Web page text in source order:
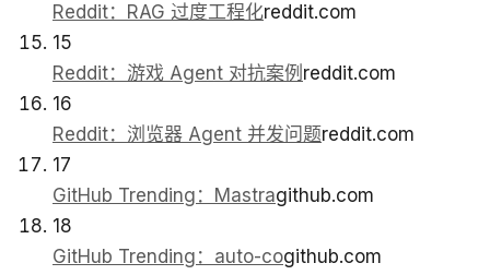
Reddit：RAG 过度工程化reddit.com
15
Reddit：游戏 Agent 对抗案例 reddit.com
16
Reddit：浏览器 Agent 并发问题reddit.com
17
GitHub Trending：Mastragithub.com
18
GitHub Trending：auto-cogithub.com